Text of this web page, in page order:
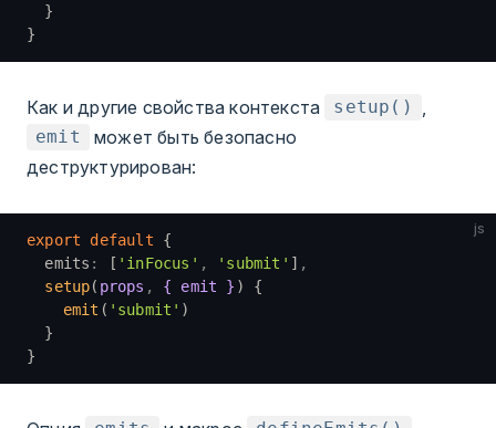
  }
}
Как и другие свойства контекста setup()
emit
может быть безопасно
деструктурирован:
js
export default {
  emits
: [ 'inFocus' , 'submit' ] ,
  setup
( props , { emit } ) {
    emit
( 'submit' )
  }
}